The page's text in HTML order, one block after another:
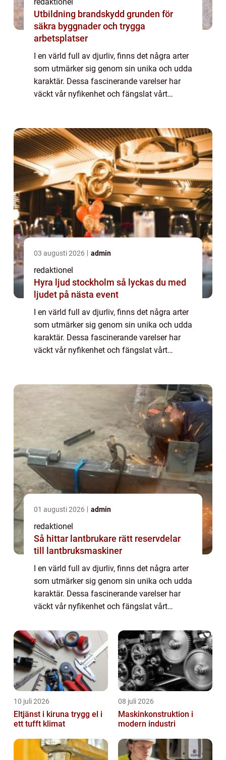
Utbildning brandskydd grunden för
säkra byggnader och trygga
arbetsplatser
I en värld full av djurliv, finns det några arter
som utmärker sig genom sin unika och udda
karaktär. Dessa fascinerande varelser har
väckt vår nyfikenhet och fängslat vårt
03 augusti 2026 admin
redaktionel
Hyra ljud stockholm så lyckas du med
ljudet på nästa event
I en värld full av djurliv, finns det några arter
som utmärker sig genom sin unika och udda
karaktär. Dessa fascinerande varelser har
väckt vår nyfikenhet och fängslat vårt
01 augusti 2026 admin
redaktionel
Så hittar lantbrukare rätt reservdelar
till lantbruksmaskiner
I en värld full av djurliv, finns det några arter
som utmärker sig genom sin unika och udda
karaktär. Dessa fascinerande varelser har
väckt vår nyfikenhet och fängslat vårt
beteende. I denna artikel kommer vi ...
10 juli 2026
Eltjänst i kiruna trygg el i
ett tufft klimat
08 juli 2026
Maskinkonstruktion i
modern industri